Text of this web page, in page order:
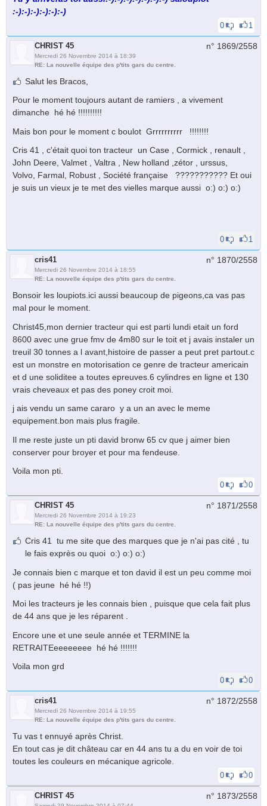
:-):-):-):-):-):-)
0 1
CHRIST 45
Mercredi 26 Novembre 2014 à 18:39
RE: La nouvelle équipe des p'tits gars du centre.
n° 1869/2558
Salut les Bracos,
Pour le moment toujours autant de ramiers , a vivement
dimanche hé hé !!!!!!!!!!
Mais bon pour le moment c boulot Grrrrrrrrrr !!!!!!!!
Cris 41 , c'était quoi ton tracteur un Case , Cormick , renault ,
John Deere, Valmet , Valtra , New holland ,zétor , urssus,
Volvo, Farmal, Robust , Société française ??????????? Et oui
je suis un vieux je te met des vielles marque aussi o:) o:) o:)
0 1
cris41
Mercredi 26 Novembre 2014 à 18:55
RE: La nouvelle équipe des p'tits gars du centre.
n° 1870/2558
Bonsoir les loupiots.ici aussi beaucoup de pigeons,ca vas pas
mal pour le moment.
Christ45,mon dernier tracteur qui est parti lundi etait un ford
8600 avec une grue fmv de 4m80 sur le toit et j avais instaler un
treuil 30 tonnes a l avant,histoire de passer a peut pret partout.c
est un monstre en motorisation ce genre de tracteur americain
et d une soliditee a toutes epreuves.6 cylindres en ligne et 130
vrais cheveaux et pas des poney croit moi.
j ais vendu un same cararo y a un an avec le meme
equipement.bon mais plus fragile.
Il me reste juste un pti david bronw 65 cv que j aimer bien
conserver pour broyer et pour ma fendeuse.
Voila mon pti.
0 0
CHRIST 45
Mercredi 26 Novembre 2014 à 19:23
RE: La nouvelle équipe des p'tits gars du centre.
n° 1871/2558
Cris 41 tu me site que des marques que je n'ai pas cité , tu
le fais exprès ou quoi o:) o:) o:)
Je connais bien c marque et ton david il est un peu comme moi
( pas jeune hé hé !!)
Moi les tracteurs je les connais bien , puisque que cela fait plus
de 44 ans que je les réparent .
Encore une et une seule année et TERMINE la
RETRAITEeeeeeeee hé hé !!!!!!!
Voila mon grd
0 0
cris41
Mercredi 26 Novembre 2014 à 19:55
RE: La nouvelle équipe des p'tits gars du centre.
n° 1872/2558
Tu vas t ennuyé après Christ.
En tout cas je dit château car en 44 ans tu a du en voir de toi
toutes les couleurs en mécanique agricole.
0 0
CHRIST 45 n° 1873/2558